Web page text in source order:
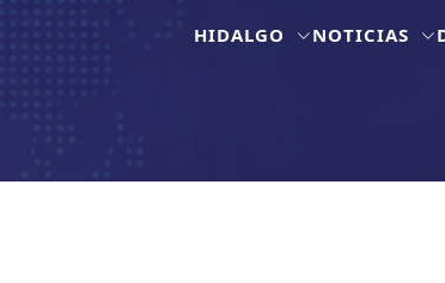
HIDALGO NOTICIAS